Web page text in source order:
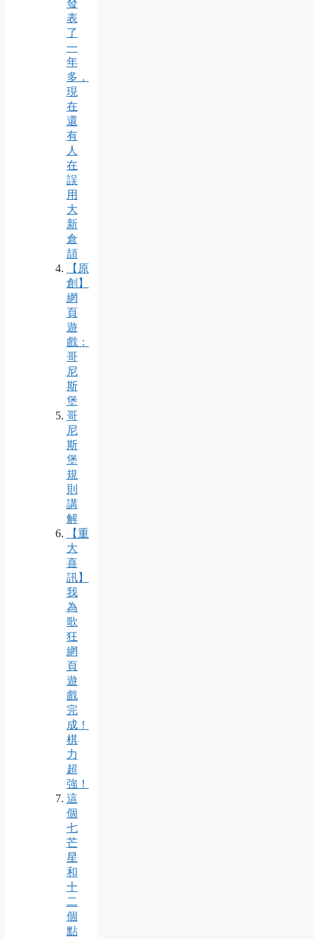
發
表
了
一
年
多，
現
在
還
有
人
在
誤
用
大
新
倉
頡
【原
創】
網
頁
遊
戲：
哥
尼
斯
堡
哥
尼
斯
堡
規
則
講
解
【重
大
喜
訊】
我
為
歌
狂
網
頁
遊
戲
完
成！
棋
力
超
強！
這
個
七
芒
星
和
十
二
個
點